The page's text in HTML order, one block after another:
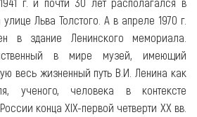
Льва Толстого. А в апреле 1970 г.
в здание Ленинского мемориала.
в мире музей, имеющий
весь жизненный путь В.И. Ленина как
ученого, человека в контексте
конца XIX-первой четверти ХХ вв.